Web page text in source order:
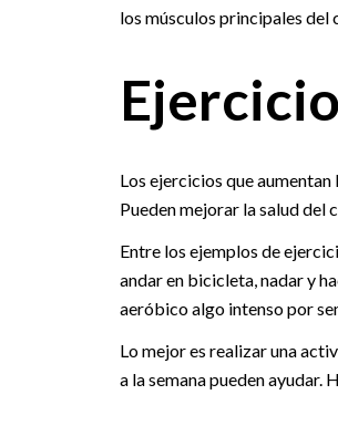
los músculos principales del
Los ejercicios que
Pueden mejorar la salud del
Entre los ejemplos de
andar en bicicleta, nadar y
aeróbico algo intenso por
Lo mejor es realizar una
a la semana pueden ayudar.